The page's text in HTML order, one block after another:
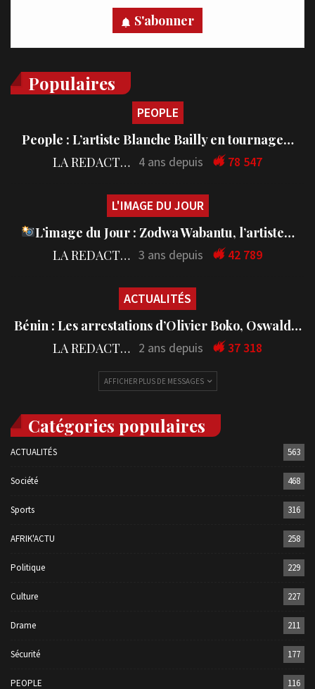
S'abonner
Populaires
PEOPLE
People : L’artiste Blanche Bailly en tournage…
LA REDACTION 4 ans depuis 78 547
L'IMAGE DU JOUR
L’image du Jour : Zodwa Wabantu, l’artiste…
LA REDACTION 3 ans depuis 42 789
ACTUALITÉS
Bénin : Les arrestations d’Olivier Boko, Oswald…
LA REDACTION 2 ans depuis 37 318
AFFICHER PLUS DE MESSAGES
Catégories populaires
ACTUALITÉS 563
Société 468
Sports 316
AFRIK'ACTU 258
Politique 229
Culture 227
Drame 211
Sécurité 177
PEOPLE 116